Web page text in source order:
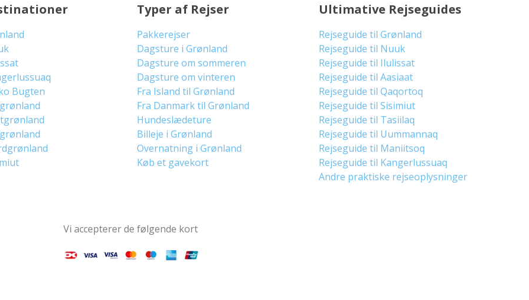
Bugten
Typer af Rejser
Pakkerejser
Dagsture i Grønland
Dagsture om sommeren
Dagsture om vinteren
Fra Island til Grønland
Fra Danmark til Grønland
Hundeslædeture
Billeje i Grønland
Overnatning i Grønland
Køb et gavekort
Ultimative Rejseguides
Rejseguide til Grønland
Rejseguide til Nuuk
Rejseguide til Ilulissat
Rejseguide til Aasiaat
Rejseguide til Qaqortoq
Rejseguide til Sisimiut
Rejseguide til Tasiilaq
Rejseguide til Uummannaq
Rejseguide til Maniitsoq
Rejseguide til Kangerlussuaq
Andre praktiske rejseoplysninger
Vi accepterer de følgende kort